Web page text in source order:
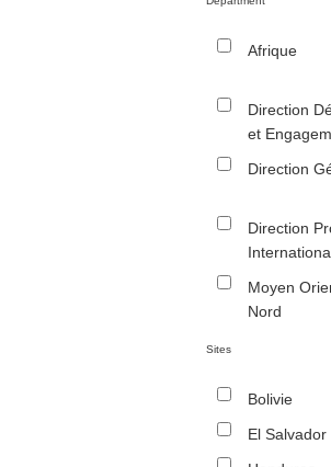
Afrique
Direction
et
Direction
Direction
Moyen
Nord
Sites
Bolivie
El Salvador